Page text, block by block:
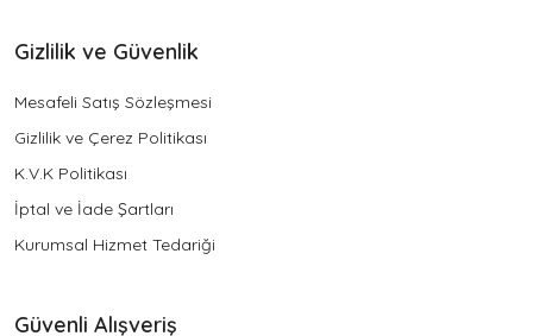
Gizlilik ve Güvenlik
Mesafeli Satış Sözleşmesi
Gizlilik ve Çerez Politikası
K.V.K Politikası
İptal ve İade Şartları
Kurumsal Hizmet Tedariği
Güvenli Alışveriş